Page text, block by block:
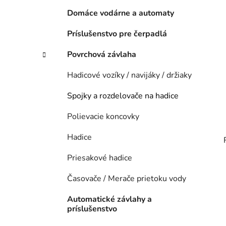
Domáce vodárne a automaty
Príslušenstvo pre čerpadlá
Povrchová závlaha
Hadicové vozíky / navijáky / držiaky
Spojky a rozdelovače na hadice
Polievacie koncovky
Hadice
Priesakové hadice
Časovače / Merače prietoku vody
Automatické závlahy a
príslušenstvo